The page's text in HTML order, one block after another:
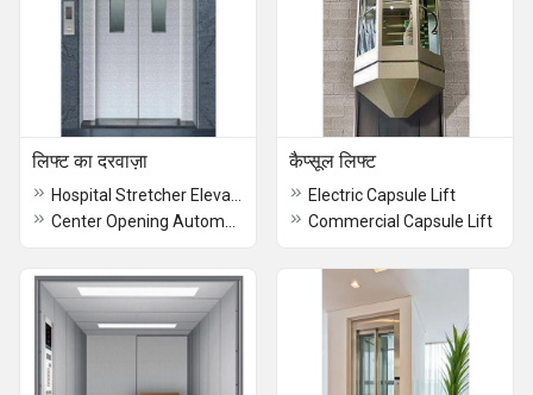
लिफ्ट का दरवाज़ा कैप्सूल लिफ्ट
Electric Capsule Lift
Commercial Capsule Lift